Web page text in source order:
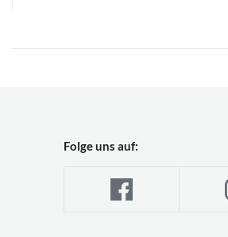
Folge uns auf: